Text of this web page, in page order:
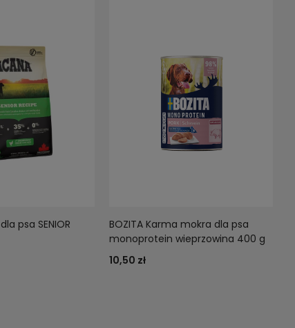
psa SENIOR
BOZITA Karma mokra dla psa
monoprotein wieprzowina 400 g
10,50 zł